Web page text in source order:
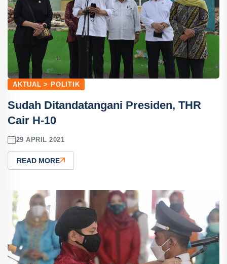
AKTUAL > POLITIK
Sudah Ditandatangani Presiden, THR
Cair H-10
29 APRIL 2021
READ MORE